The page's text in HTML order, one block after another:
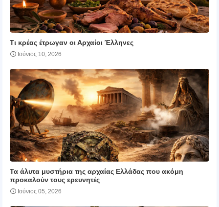
Τι κρέας έτρωγαν οι Αρχαίοι Έλληνες
Ιούνιος 10, 2026
Τα άλυτα μυστήρια της αρχαίας Ελλάδας που ακόμη
προκαλούν τους ερευνητές
Ιούνιος 05, 2026